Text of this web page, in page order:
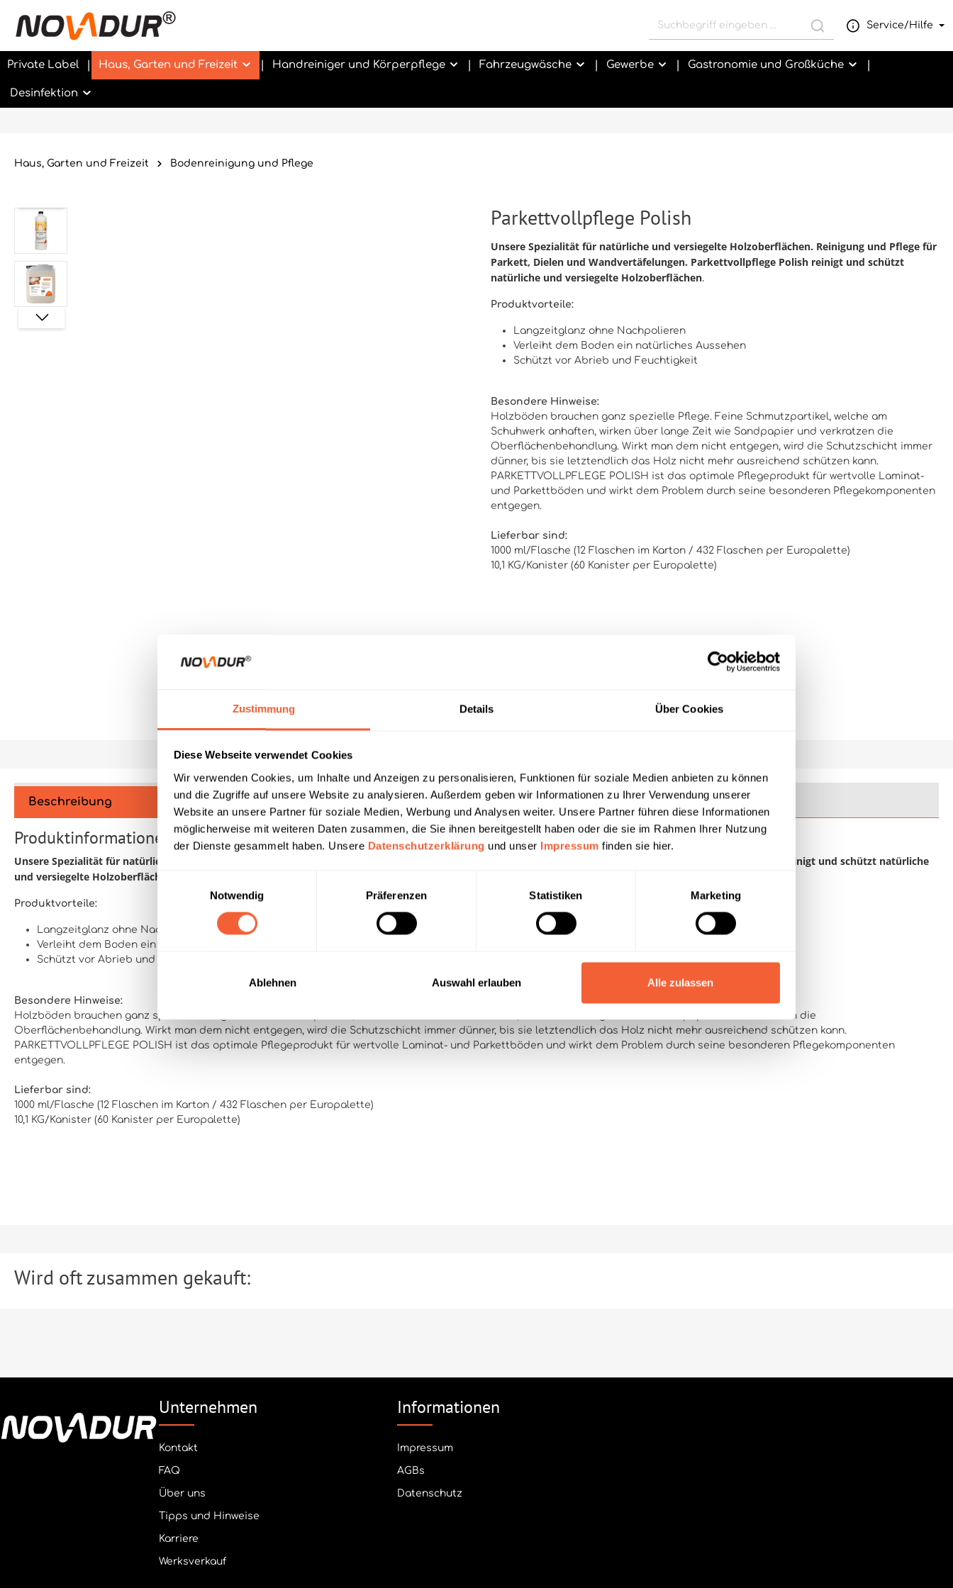
Zustimmung Details Über Cookies
Diese Webseite verwendet Cookies
Wir verwenden Cookies, um Inhalte und Anzeigen zu personalisieren, Funktionen für soziale Medien anbieten zu können
und die Zugriffe auf unsere Website zu analysieren. Außerdem geben wir Informationen zu Ihrer Verwendung unserer
Website an unsere Partner für soziale Medien, Werbung und Analysen weiter. Unsere Partner führen diese Informationen
möglicherweise mit weiteren Daten zusammen, die Sie ihnen bereitgestellt haben oder die sie im Rahmen Ihrer Nutzung
der Dienste gesammelt haben. Unsere Datenschutzerklärung und unser Impressum finden sie hier.
Einwilligungsauswahl
Notwendig
Präferenzen Statistiken Marketing
Ablehnen Auswahl erlauben Alle zulassen
Service/Hilfe
Private Label Haus, Garten und Freizeit Handreiniger und Körperpflege Fahrzeugwäsche Gewerbe Gastronomie und Großküche
Desinfektion
Haus, Garten und Freizeit Bodenreinigung und Pflege
Parkettvollpflege Polish
Unsere Spezialität für natürliche und versiegelte Holzoberflächen. Reinigung und Pflege für
Parkett, Dielen und Wandvertäfelungen. Parkettvollpflege Polish reinigt und schützt
natürliche und versiegelte Holzoberflächen.
Produktvorteile:
Langzeitglanz ohne Nachpolieren
Verleiht dem Boden ein natürliches Aussehen
Schützt vor Abrieb und Feuchtigkeit
Besondere Hinweise:
Holzböden brauchen ganz spezielle Pflege. Feine Schmutzpartikel, welche am
Schuhwerk anhaften, wirken über lange Zeit wie Sandpapier und verkratzen die
Oberflächenbehandlung. Wirkt man dem nicht entgegen, wird die Schutzschicht immer
dünner, bis sie letztendlich das Holz nicht mehr ausreichend schützen kann.
PARKETTVOLLPFLEGE POLISH ist das optimale Pflegeprodukt für wertvolle Laminat-
und Parkettböden und wirkt dem Problem durch seine besonderen Pflegekomponenten
entgegen.
Lieferbar sind:
1000 ml/Flasche (12 Flaschen im Karton / 432 Flaschen per Europalette)
10,1 KG/Kanister (60 Kanister per Europalette)
Beschreibung Eigenschaften
Produktinformationen "Parkettvollpflege Polish"
Unsere Spezialität für natürliche und versiegelte Holzoberflächen
. Reinigung und Pflege für Parkett, Dielen und Wandvertäfelungen. Parkettvollpflege Polish reinigt und schützt natürliche
und versiegelte Holzoberflächen
Produktvorteile:
Langzeitglanz ohne Nachpolieren
Verleiht dem Boden ein natürliches Aussehen
Schützt vor Abrieb und Feuchtigkeit
Besondere Hinweise:
Holzböden brauchen ganz spezielle Pflege. Feine Schmutzpartikel, welche am Schuhwerk anhaften, wirken über lange Zeit wie Sandpapier und verkratzen die
Oberflächenbehandlung. Wirkt man dem nicht entgegen, wird die Schutzschicht immer dünner, bis sie letztendlich das Holz nicht mehr ausreichend schützen kann.
PARKETTVOLLPFLEGE POLISH ist das optimale Pflegeprodukt für wertvolle Laminat- und Parkettböden und wirkt dem Problem durch seine besonderen Pflegekomponenten
entgegen.
Lieferbar sind:
1000 ml/Flasche (12 Flaschen im Karton / 432 Flaschen per Europalette)
10,1 KG/Kanister (60 Kanister per Europalette)
Wird oft zusammen gekauft:
Unternehmen
Kontakt
FAQ
Über uns
Tipps und Hinweise
Karriere
Werksverkauf
Informationen
Impressum
AGBs
Datenschutz